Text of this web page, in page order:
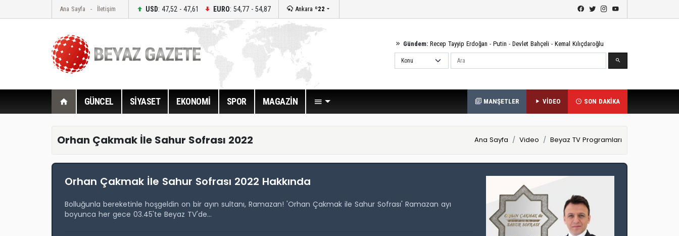
Ana Sayfa İletişim USD: 47,52 - 47,61 EURO: 54,77 - 54,87 Ankara º22
Gündem: Recep Tayyip Erdoğan - Putin - Devlet Bahçeli - Kemal Kılıçdaroğlu
Ara
GÜNCEL SİYASET EKONOMİ SPOR MAGAZİN MANŞETLER VİDEO SON DAKİKA
Orhan Çakmak İle Sahur Sofrası 2022 Ana Sayfa Video Beyaz TV Programları
Orhan Çakmak İle Sahur Sofrası 2022 Hakkında
Bolluğunla bereketinle hoşgeldin on bir ayın sultanı, Ramazan! 'Orhan Çakmak ile Sahur Sofrası' Ramazan ayı
boyunca her gece 03.45'te Beyaz TV'de...